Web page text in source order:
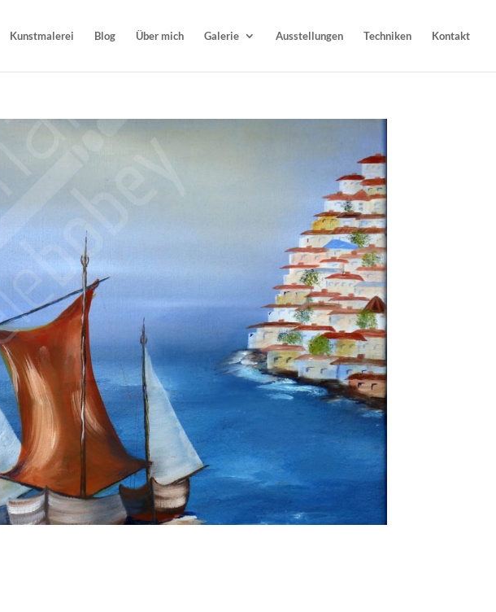
Kunstmalerei Blog Über mich Galerie Ausstellungen Techniken Kontakt